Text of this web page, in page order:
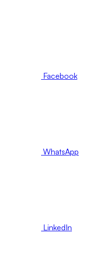
Facebook
WhatsApp
LinkedIn